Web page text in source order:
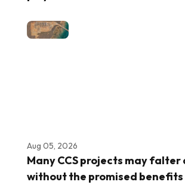
Aug 05, 2026
Many CCS projects may
without the promised benefits